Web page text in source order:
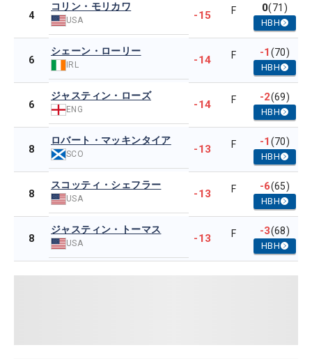
4
コリン・モリカワ
USA -15 F 0(71)
HBH
6
シェーン・ローリー
IRL -14 F -1(70)
HBH
6
ジャスティン・ローズ
ENG -14 F -2(69)
HBH
8
ロバート・マッキンタイア
SCO -13 F -1(70)
HBH
8
スコッティ・シェフラー
USA -13 F -6(65)
HBH
8
ジャスティン・トーマス
USA -13 F -3(68)
HBH